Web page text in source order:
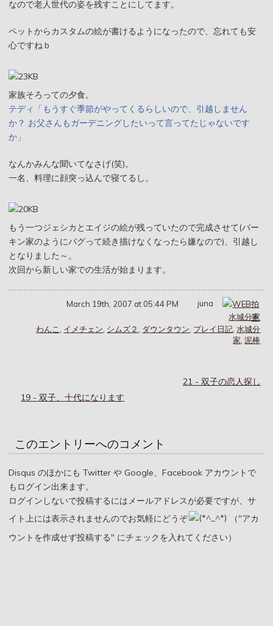
なので老人世代の姿を残すことにしてます。
ペットからカスタムの絵が書けるようになったので、忘れても安
心ですねｂ
家族そろっての夕食。
テディ「もうすぐ季節がやってくるらしいので、引越しません
か？ お父さんもガーデニングしたいって言ってたじゃないです
か」
なんかみんな聞いてなさげ(笑)。
一名、料理に顔突っ込んで寝てるし。
もう一つジェシカとエイジの絵が残っていたので完成させて(バー
キン家のようにバグって続き描けなくなったら嫌なので)、引越し
となりました～。
次回から新しい家での生活が始まります。
March 19th, 2007 at 05:44 PM
juna
水城分家
わんこ
イメチェン シムズ２ ダウンタウン プレイ日記 水城分
家 ,泥棒
21 - 双子の恋人探し
19 - 双子、十代になります
このエントリーへのコメント
Disqus のほかにも Twitter や Google、Facebook アカウントで
もログイン出来ます。
ログインしないで投稿するにはメールアドレスが必要ですが、サ
イト上には表示されませんのでお気軽にどうぞ
（"アカ
ウントを作成せず投稿する" にチェックを入れてください）